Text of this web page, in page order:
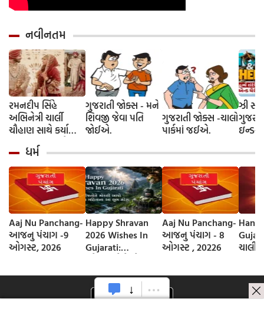
નવીનતમ
રમનદીપ સિંહે
અભિનેત્રી ચાર્લી
ચૌહાણ સાથે કર્યા
લગ્ન, જશ્નમાં ક્રિકેટ
જગતના કલાકારોની
હાજરી
ગુજરાતી જોક્સ - મને
શિવજી જેવા પતિ
જોઈએ.
ગુજરાતી જોક્સ -ચાલો
પાર્કમાં જઈએ.
ઝી
ચેરી'
રિલીઝ
ધર્મ
Aaj Nu Panchang-
આજનુ પંચાગ -9
ઓગસ્ટ, 2026
Happy Shravan
2026 Wishes In
Gujarati:
આપો શ્રાવણ
મહિનાના આ શુભ
સંદેશ
Aaj Nu Panchang-
આજનુ પંચાગ - 8
ઓગસ્ટ , 20226
Gujarati -